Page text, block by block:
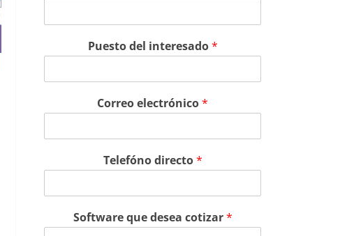
Puesto del interesado*
Correo electrónico*
Telefóno directo*
Software que desea cotizar*